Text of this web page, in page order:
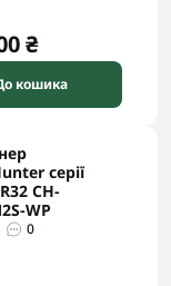
₴
кошика
серії
CH-
WP
0